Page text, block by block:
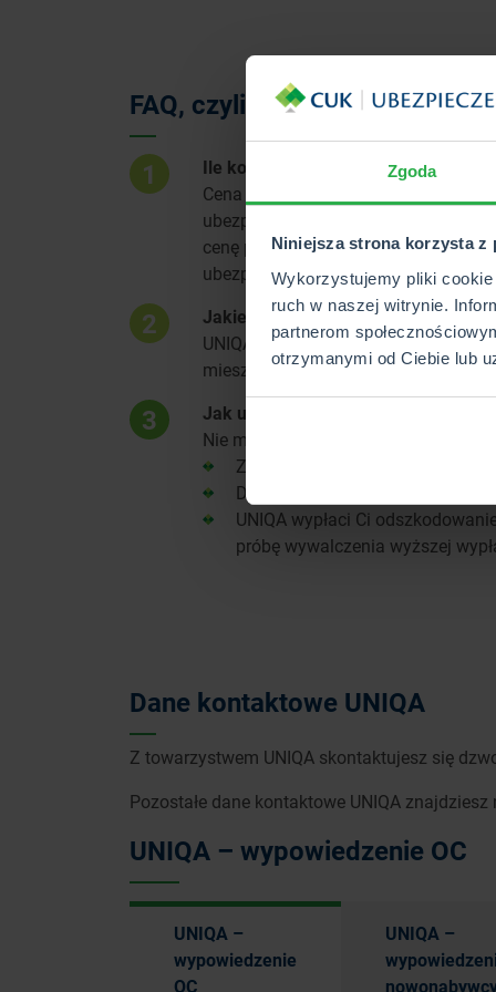
Zgoda
Niniejsza strona korzysta z
Wykorzystujemy pliki
ruch w naszej witrynie.
partnerom
otrzymanymi od Ciebie lub
FAQ, czyli najważniejsze
1
Ile kosztuje AC w UNIQA?
Cena ubezpieczenia AC zależy od
ubezpieczasz, ale także Twoja
cenę polisy. Nie sposób zatem
ubezpieczenia jest skorzystanie z
2
Jakie ubezpieczenia dostarcza
UNIQA oferuje klientom szeroką
mieszkaniowe, turystyczne czy
3
Jak ubiegać się o odszkodowanie z
Nie ma wielu formalności, których
Zgłoś szkodę online lub
Dostarcz wymagane przez
UNIQA wypłaci Ci
próbę wywalczenia wyższej
Dane kontaktowe UNIQA
Z towarzystwem UNIQA skontaktujesz się
Pozostałe dane kontaktowe UNIQA znajdziesz
UNIQA – wypowiedzenie OC
UNIQA –
wypowiedzenie
OC
UNIQA –